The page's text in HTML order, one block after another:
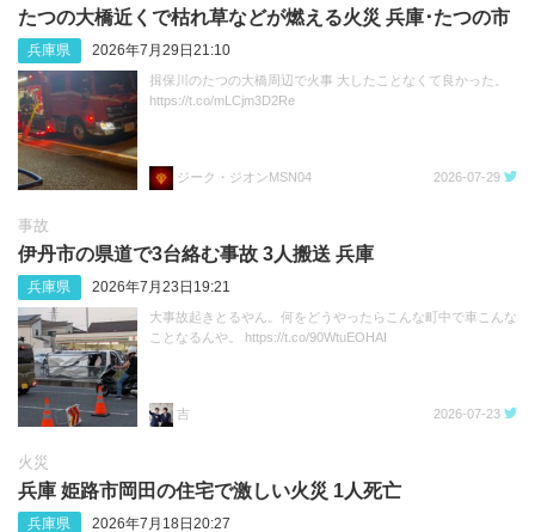
たつの大橋近くで枯れ草などが燃える火災 兵庫･たつの市
兵庫県 2026年7月29日21:10
揖保川のたつの大橋周辺で火事 大したことなくて良かった。
https://t.co/mLCjm3D2Re
ジーク・ジオンMSN04 2026-07-29
事故
伊丹市の県道で3台絡む事故 3人搬送 兵庫
兵庫県 2026年7月23日19:21
大事故起きとるやん。何をどうやったらこんな町中で車こんな
ことなるんや。 https://t.co/90WtuEOHAI
吉 2026-07-23
火災
兵庫 姫路市岡田の住宅で激しい火災 1人死亡
兵庫県 2026年7月18日20:27